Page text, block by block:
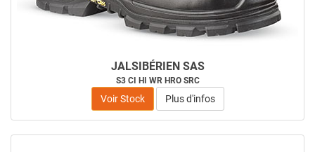
JALSIBÉRIEN SAS
S3 CI HI WR HRO SRC
Voir Stock Plus d'infos